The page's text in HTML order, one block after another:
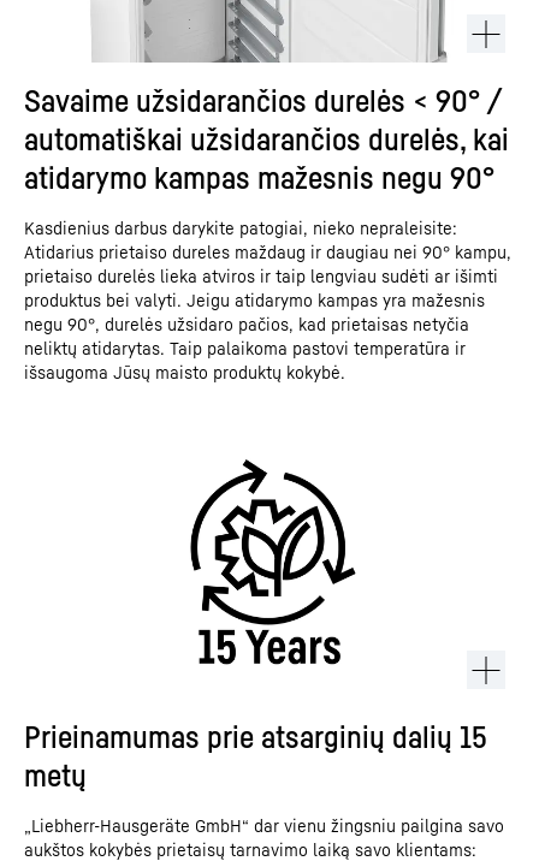
Savaime užsidarančios durelės < 90° /
automatiškai užsidarančios durelės, kai
atidarymo kampas mažesnis negu 90°
Kasdienius darbus darykite patogiai, nieko nepraleisite:
Atidarius prietaiso dureles maždaug ir daugiau nei 90° kampu,
prietaiso durelės lieka atviros ir taip lengviau sudėti ar išimti
produktus bei valyti. Jeigu atidarymo kampas yra mažesnis
negu 90°, durelės užsidaro pačios, kad prietaisas netyčia
neliktų atidarytas. Taip palaikoma pastovi temperatūra ir
išsaugoma Jūsų maisto produktų kokybė.
Prieinamumas prie atsarginių dalių 15
metų
„Liebherr-Hausgeräte GmbH“ dar vienu žingsniu pailgina savo
aukštos kokybės prietaisų tarnavimo laiką savo klientams: